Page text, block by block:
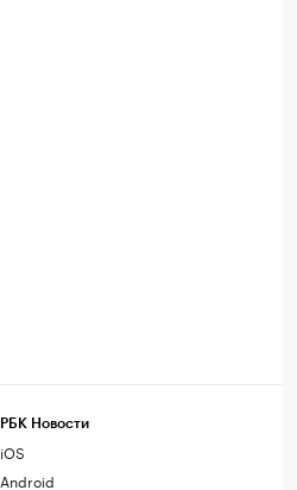
РБК Новости
iOS
Android